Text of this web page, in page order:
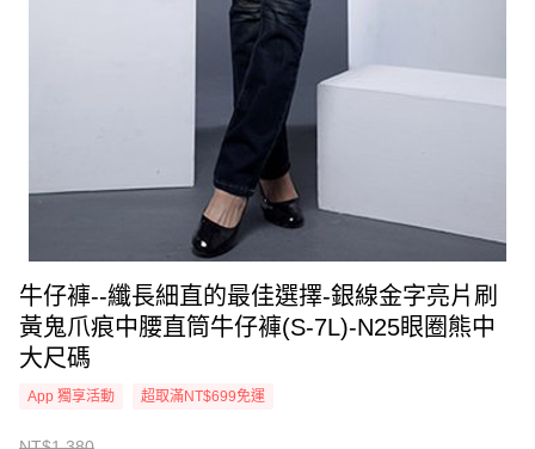
牛仔褲--纖長細直的最佳選擇-銀線金字亮片刷
黃鬼爪痕中腰直筒牛仔褲(S-7L)-N25眼圈熊中
大尺碼
App 獨享活動 超取滿NT$699免運